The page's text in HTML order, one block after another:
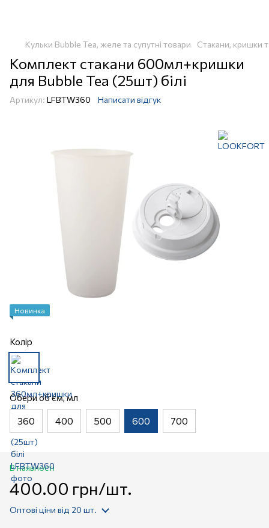
Кульки Bubble Tea, желе та супутні товари Стакани, кришки
Комплект стакани 600мл+кришки
для Bubble Tea (25шт) білі
Артикул: LFBTW360 Написати відгук
Новинка
Колір
Обери об'єм, мл
360 400 500 600 700
В наявності
400.00 грн/шт.
Оптові ціни від 20 шт.